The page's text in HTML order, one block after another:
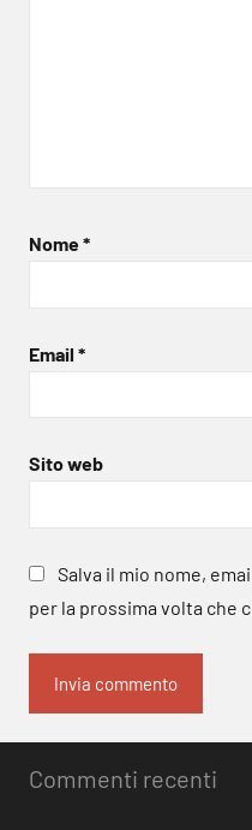
Nome*
Email *
Sito web
Salva il mio nome,
per la prossima volta che
Commenti recenti